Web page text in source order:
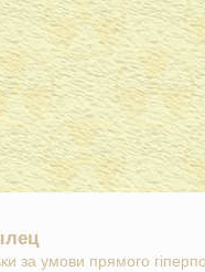
за умови прямого